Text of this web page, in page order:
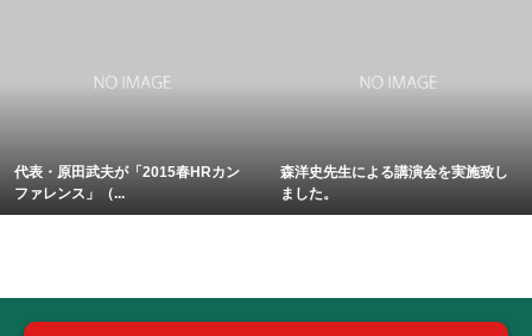
代表・原田武夫が「2015春HRカン
ファレンス」（...
森洋史先生による講演会を実施致し
ました。